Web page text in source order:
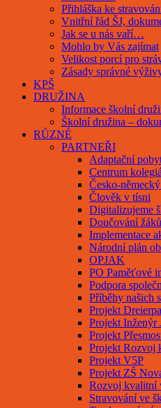
Přihláška ke
Vnitřní řád ŠJ,
Jak se u nás vaří…
Mohlo by Vás zajímat
Velikost porcí pro
Zásady správné
KPŠ
DRUŽINA
Informace školní
Školní družina –
RŮZNÉ
PARTNEŘI
Adaptační
Centrum
Česko-
Člověk v tísni
Digitalizujeme
Doučování
Implementace
Národní plán
OPJAK
PO Paměťové
Podpora
Příběhy našich
Projekt
Projekt Inženýr
Projekt
Projekt Rozvoj
Projekt V5P
Projekt ZŠ
Rozvoj kvalitní
Stravování ve